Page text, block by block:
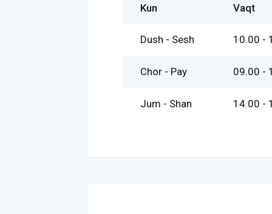
Kun Vaqt
Dush - Sesh 10.00 -
Chor - Pay 09.00 -
Jum - Shan 14.00 -